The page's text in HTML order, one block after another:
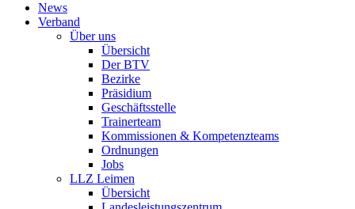
News
Verband
Über uns
Übersicht
Der BTV
Bezirke
Präsidium
Geschäftsstelle
Trainerteam
Kommissionen & Kompetenzteams
Ordnungen
Jobs
LLZ Leimen
Übersicht